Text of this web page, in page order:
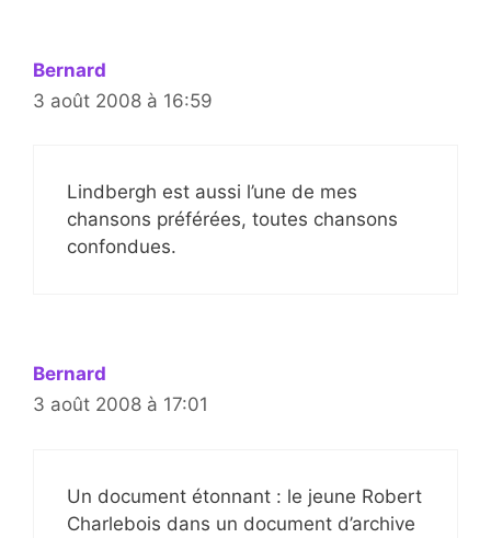
Bernard
3 août 2008 à 16:59
Lindbergh est aussi l’une de mes
chansons préférées, toutes chansons
confondues.
Bernard
3 août 2008 à 17:01
Un document étonnant : le jeune Robert
Charlebois dans un document d’archive